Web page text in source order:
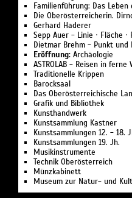
Familien­führung: Das
Die Oberösterreicherin.
Gerhard Haderer
Sepp Auer - Linie · Fläche ·
Dietmar Brehm - Punkt und
Eröffnung: Archäologie
ASTROLAB - Reisen in ferne
Traditionelle Krippen
Barocksaal
Das Oberösterreichische
Grafik und Bibliothek
Kunsthandwerk
Kunstsammlung Kastner
Kunstsammlungen 12. - 18.
Kunstsammlungen 19. Jh.
Musikinstrumente
Technik Oberösterreich
Münzkabinett
Museum zur Natur- und